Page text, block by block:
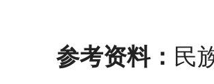
参考资料： 民